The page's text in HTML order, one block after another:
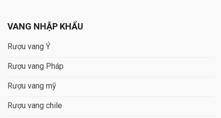
VANG NHẬP KHẨU
Rượu vang Ý
Rượu vang Pháp
Rượu vang mỹ
Rượu vang chile